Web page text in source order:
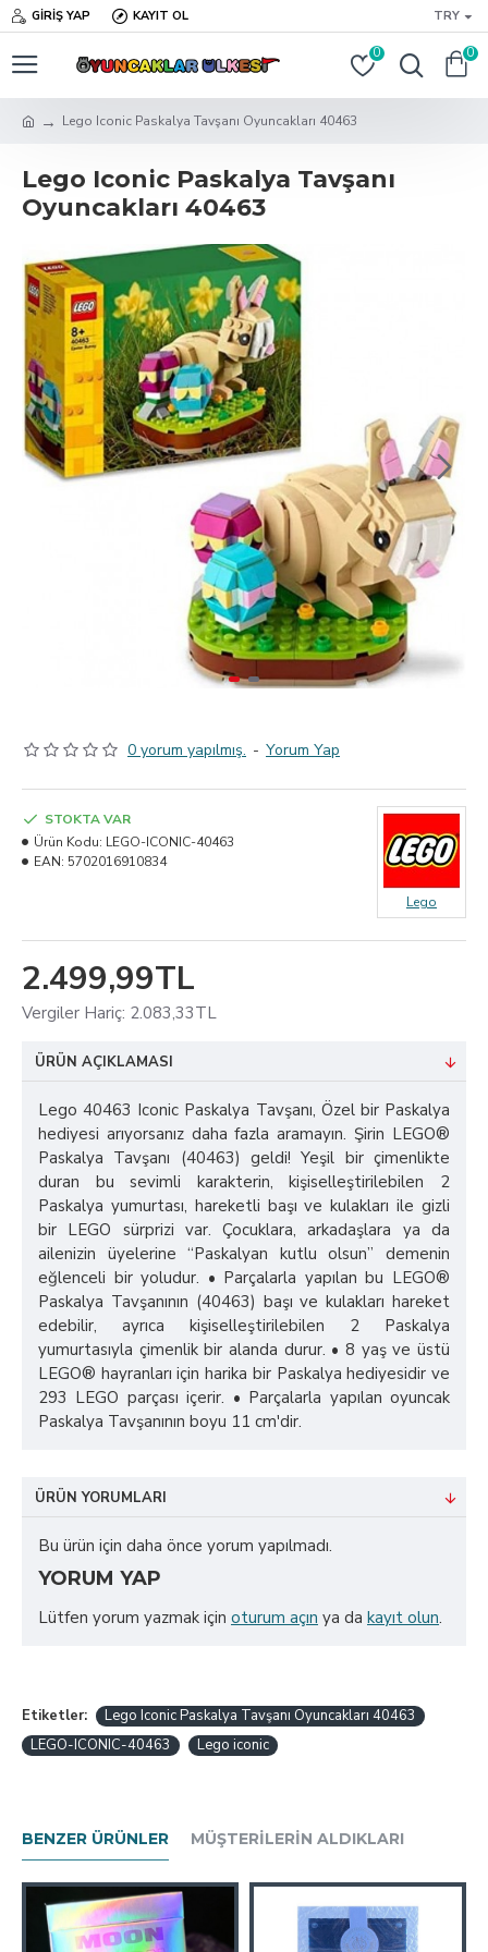
GIRIŞ YAP KAYIT OL TRY
0 0
Lego Iconic Paskalya Tavşanı Oyuncakları 40463
Lego Iconic Paskalya Tavşanı
Oyuncakları 40463
0 yorum yapılmış. - Yorum Yap
2.499,99TL
Vergiler Hariç: 2.083,33TL
STOKTA VAR
Ürün Kodu: LEGO-ICONIC-40463
EAN: 5702016910834
Lego
ÜRÜN AÇIKLAMASI
Lego 40463 Iconic Paskalya Tavşanı, Özel bir Paskalya
hediyesi arıyorsanız daha fazla aramayın. Şirin LEGO®
Paskalya Tavşanı (40463) geldi! Yeşil bir çimenlikte
duran bu sevimli karakterin, kişiselleştirilebilen 2
Paskalya yumurtası, hareketli başı ve kulakları ile gizli
bir LEGO sürprizi var. Çocuklara, arkadaşlara ya da
ailenizin üyelerine “Paskalyan kutlu olsun” demenin
eğlenceli bir yoludur. • Parçalarla yapılan bu LEGO®
Paskalya Tavşanının (40463) başı ve kulakları hareket
edebilir, ayrıca kişiselleştirilebilen 2 Paskalya
yumurtasıyla çimenlik bir alanda durur. • 8 yaş ve üstü
LEGO® hayranları için harika bir Paskalya hediyesidir ve
293 LEGO parçası içerir. • Parçalarla yapılan oyuncak
Paskalya Tavşanının boyu 11 cm'dir.
ÜRÜN YORUMLARI
Bu ürün için daha önce yorum yapılmadı.
YORUM YAP
Lütfen yorum yazmak için oturum açın ya da kayıt olun.
Etiketler:
Lego Iconic Paskalya Tavşanı Oyuncakları 40463
LEGO-ICONIC-40463
Lego iconic
BENZER ÜRÜNLER MÜŞTERILERIN ALDIKLARI